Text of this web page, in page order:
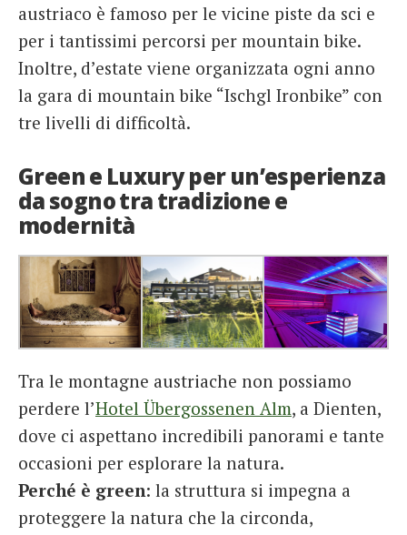
austriaco è famoso per le vicine piste da sci e
per i tantissimi percorsi per mountain bike.
Inoltre, d’estate viene organizzata ogni anno
la gara di mountain bike “Ischgl Ironbike” con
tre livelli di difficoltà.
Green e Luxury per un’esperienza
da sogno tra tradizione e
modernità
Tra le montagne austriache non possiamo
perdere l’Hotel Übergossenen Alm, a Dienten,
dove ci aspettano incredibili panorami e tante
occasioni per esplorare la natura.
Perché è green: la struttura si impegna a
proteggere la natura che la circonda,